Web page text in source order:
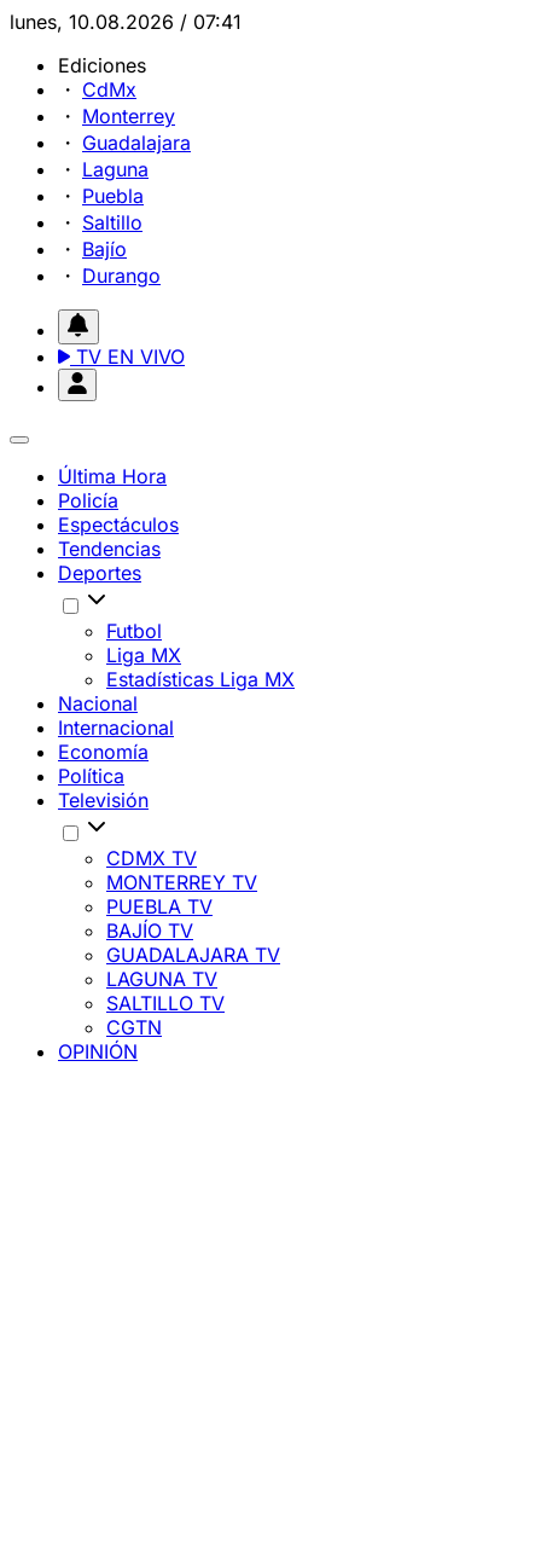
lunes, 10.08.2026 / 07:41
Ediciones
CdMx
Monterrey
Guadalajara
Laguna
Puebla
Saltillo
Bajío
Durango
TV EN VIVO
Última Hora
Policía
Espectáculos
Tendencias
Deportes
Futbol
Liga MX
Estadísticas Liga MX
Nacional
Internacional
Economía
Política
Televisión
CDMX TV
MONTERREY TV
PUEBLA TV
BAJÍO TV
GUADALAJARA TV
LAGUNA TV
SALTILLO TV
CGTN
OPINIÓN